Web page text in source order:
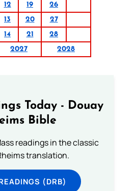
12 19
26
13 20
27
14 21
28
2027 2028
Today - Douay
Bible
readings in the classic
translation.
(DRB)